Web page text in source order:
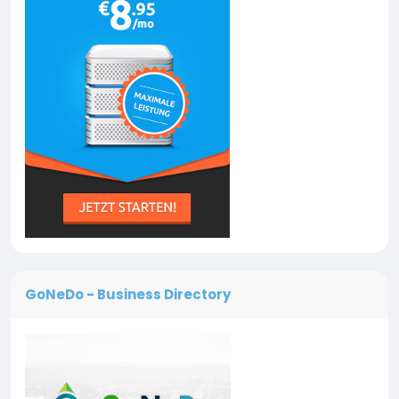
GoNeDo - Business Directory